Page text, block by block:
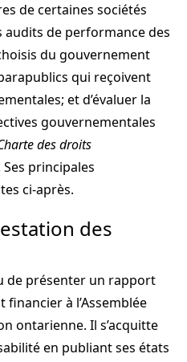
de certaines sociétés
audits de performance des
du gouvernement
qui reçoivent
et d’évaluer la
gouvernementales
des droits
Ses principales
ci-après.
des
de présenter un rapport
à l’Assemblée
ontarienne. Il s’acquitte
en publiant ses états